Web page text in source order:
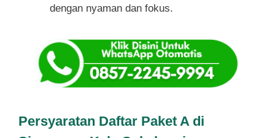
dengan nyaman dan fokus.
Persyaratan Daftar Paket A di